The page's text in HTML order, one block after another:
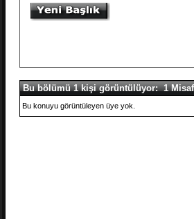
Bu bölümü 1 kişi görüntülüyor: 1
Bu konuyu görüntüleyen üye yok.